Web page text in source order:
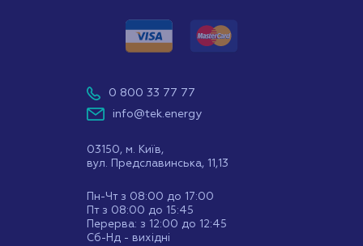
0 800 33 77 77
info@tek.energy
03150, м. Київ,
вул. Предславинська, 11,13
Пн-Чт з 08:00 до 17:00
Пт з 08:00 до 15:45
Перерва: з 12:00 до 12:45
Сб-Нд - вихідні